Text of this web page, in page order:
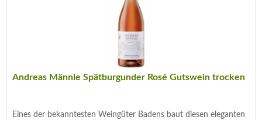
Andreas Männle Spätburgunder Rosé Gutswein trocken
Eines der bekanntesten Weingüter Badens baut diesen eleganten